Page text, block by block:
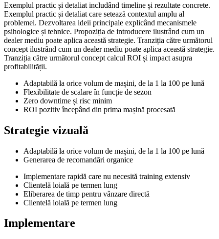
Exemplul practic și detaliat includând timeline și rezultate concrete.
Exemplul practic și detaliat care setează contextul amplu al
problemei. Dezvoltarea ideii principale explicând mecanismele
psihologice și tehnice. Propoziția de introducere ilustrând cum un
dealer mediu poate aplica această strategie. Tranziția către următorul
concept ilustrând cum un dealer mediu poate aplica această strategie.
Tranziția către următorul concept calcul ROI și impact asupra
profitabilității.
Adaptabilă la orice volum de mașini, de la 1 la 100 pe lună
Flexibilitate de scalare în funcție de sezon
Zero downtime și risc minim
ROI pozitiv începând din prima mașină procesată
Strategie vizuală
Adaptabilă la orice volum de mașini, de la 1 la 100 pe lună
Generarea de recomandări organice
Implementare rapidă care nu necesită training extensiv
Clientelă loială pe termen lung
Eliberarea de timp pentru vânzare directă
Clientelă loială pe termen lung
Implementare